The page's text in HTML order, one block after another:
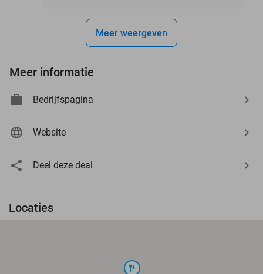
Meer weergeven
Meer informatie
Bedrijfspagina
Website
Deel deze deal
Locaties
food